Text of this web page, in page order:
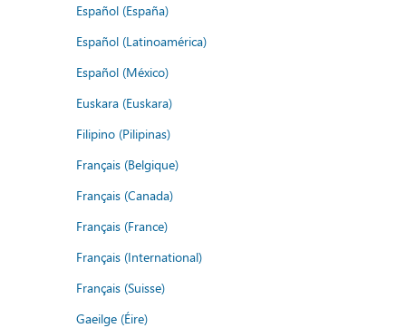
Español (España)
Español (Latinoamérica)
Español (México)
Euskara (Euskara)
Filipino (Pilipinas)
Français (Belgique)
Français (Canada)
Français (France)
Français (International)
Français (Suisse)
Gaeilge (Éire)